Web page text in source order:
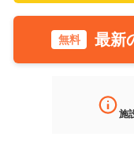
無料 最新
施